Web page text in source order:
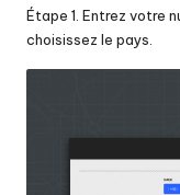
Étape 1. Entrez votre
choisissez le pays.